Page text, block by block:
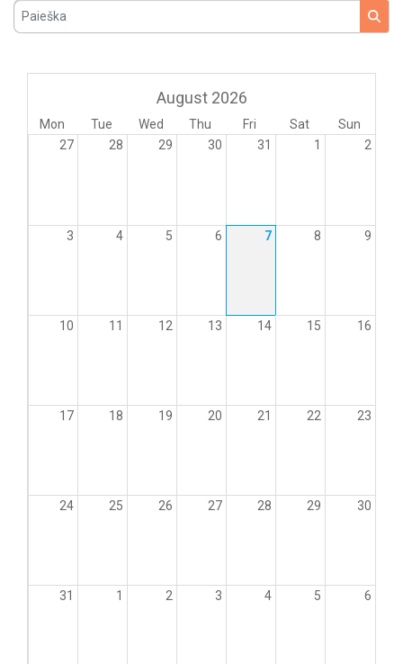
Paieška
August 2026
Mon Tue Wed Thu Fri Sat
Sun
27
28 29 30 31 1 2
3 4 5 6 7 8 9
10 11 12 13 14 15 16
17 18 19 20 21 22 23
24 25 26 27 28 29 30
31 1 2 3 4 5 6